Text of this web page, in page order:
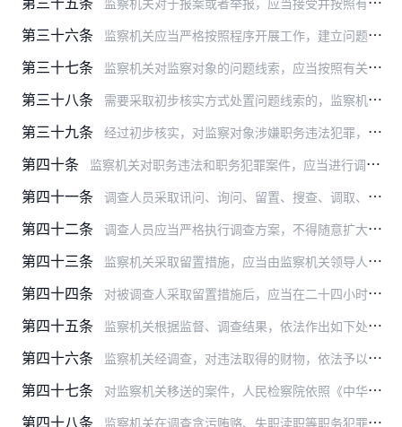
第三十六条 监察机关应当严格按照程序开展工作，建立问题线索处置、调查、审理各部门相互协调、相互制约的工作机制。
第三十七条 监察机关对监察对象的问题线索，应当按照有关规定提出处置意见，履行审批手续，进行分类办理。线索处置情况应当定期汇总、通报，定期检查、抽查。
第三十八条 需要采取初步核实方式处置问题线索的，监察机关应当依法履行审批程序，成立核查组。初步核实工作结束后，核查组应当撰写初步核实情况报告，提出处理建议。承办部门应当提出…
第三十九条 经过初步核实，对监察对象涉嫌职务违法犯罪，需要追究法律责任的，监察机关应当按照规定的权限和程序办理立案手续。
第四十条 监察机关对职务违法和职务犯罪案件，应当进行调查，收集被调查人有无违法犯罪以及情节轻重的证据，查明违法犯罪事实，形成相互印证、完整稳定的证据链。
第四十一条 调查人员采取讯问、询问、留置、搜查、调取、查封、扣押、勘验检查等调查措施，均应当依照规定出示证件，出具书面通知，由二人以上进行，形成笔录、报告等书面材料，并由相…
第四十二条 调查人员应当严格执行调查方案，不得随意扩大调查范围、变更调查对象和事项。
第四十三条 监察机关采取留置措施，应当由监察机关领导人员集体研究决定。设区的市级以下监察机关采取留置措施，应当报上一级监察机关批准。省级监察机关采取留置措施，应当报国家监察…
第四十四条 对被调查人采取留置措施后，应当在二十四小时以内，通知被留置人员所在单位和家属，但有可能毁灭、伪造证据，干扰证人作证或者串供等有碍调查情形的除外。有碍调查的情形消…
第四十五条 监察机关根据监督、调查结果，依法作出如下处置：
第四十六条 监察机关经调查，对违法取得的财物，依法予以没收、追缴或者责令退赔；对涉嫌犯罪取得的财物，应当随案移送人民检察院。
第四十七条 对监察机关移送的案件，人民检察院依照《中华人民共和国刑事诉讼法》对被调查人采取强制措施。
第四十八条 监察机关在调查贪污贿赂、失职渎职等职务犯罪案件过程中，被调查人逃匿或者死亡，有必要继续调查的，经省级以上监察机关批准，应当继续调查并作出结论。被调查人逃匿，在通…